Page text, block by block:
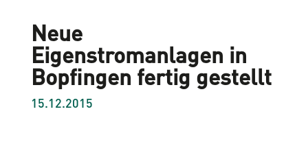
Neue
Eigenstromanlagen in
Bopfingen fertig gestellt
15.12.2015